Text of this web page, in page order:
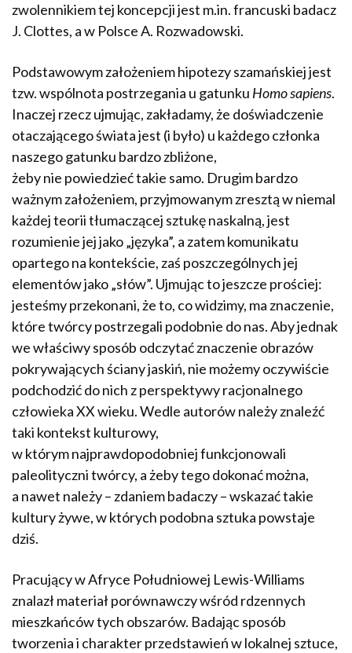
zwolennikiem tej koncepcji jest m.in. francuski badacz
J. Clottes, a w Polsce A. Rozwadowski.
Podstawowym założeniem hipotezy szamańskiej jest
tzw. wspólnota postrzegania u gatunku Homo sapiens.
Inaczej rzecz ujmując, zakładamy, że doświadczenie
otaczającego świata jest (i było) u każdego członka
naszego gatunku bardzo zbliżone,
żeby nie powiedzieć takie samo. Drugim bardzo
ważnym założeniem, przyjmowanym zresztą w niemal
każdej teorii tłumaczącej sztukę naskalną, jest
rozumienie jej jako „języka”, a zatem komunikatu
opartego na kontekście, zaś poszczególnych jej
elementów jako „słów”. Ujmując to jeszcze prościej:
jesteśmy przekonani, że to, co widzimy, ma znaczenie,
które twórcy postrzegali podobnie do nas. Aby jednak
we właściwy sposób odczytać znaczenie obrazów
pokrywających ściany jaskiń, nie możemy oczywiście
podchodzić do nich z perspektywy racjonalnego
człowieka XX wieku. Wedle autorów należy znaleźć
taki kontekst kulturowy,
w którym najprawdopodobniej funkcjonowali
paleolityczni twórcy, a żeby tego dokonać można,
a nawet należy – zdaniem badaczy – wskazać takie
kultury żywe, w których podobna sztuka powstaje
dziś.
Pracujący w Afryce Południowej Lewis-Williams
znalazł materiał porównawczy wśród rdzennych
mieszkańców tych obszarów. Badając sposób
tworzenia i charakter przedstawień w lokalnej sztuce,